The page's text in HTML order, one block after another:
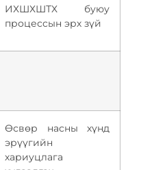
ИХШХШТХ буюу
процессын эрх зүй
Өсвөр насны хүнд
эрүүгийн
хариуцлага